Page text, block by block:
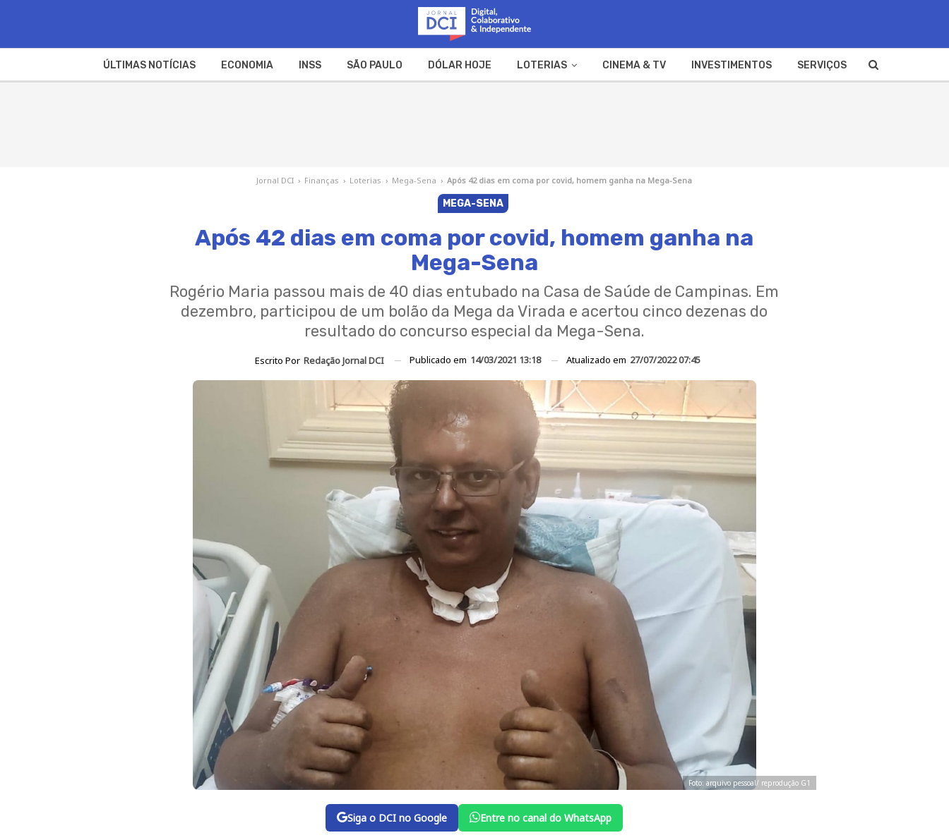
ÚLTIMAS NOTÍCIAS ECONOMIA INSS SÃO PAULO DÓLAR HOJE LOTERIAS CINEMA & TV INVESTIMENTOS SERVIÇOS
Jornal DCI › Finanças › Loterias › Mega-Sena › Após 42 dias em coma por covid, homem ganha na Mega-Sena
MEGA-SENA
Após 42 dias em coma por covid, homem ganha na
Mega-Sena
Rogério Maria passou mais de 40 dias entubado na Casa de Saúde de Campinas. Em
dezembro, participou de um bolão da Mega da Virada e acertou cinco dezenas do
resultado do concurso especial da Mega-Sena.
Escrito Por Redação Jornal DCI Publicado em 14/03/2021 13:18 Atualizado em 27/07/2022 07:45
Foto: arquivo pessoal/ reprodução G1
Siga o DCI no Google Entre no canal do WhatsApp